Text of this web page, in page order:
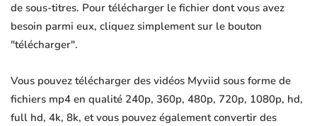
de sous-titres. Pour télécharger le fichier dont vous avez
besoin parmi eux, cliquez simplement sur le bouton
"télécharger".
Vous pouvez télécharger des vidéos Myviid sous forme de
fichiers mp4 en qualité 240p, 360p, 480p, 720p, 1080p, hd,
full hd, 4k, 8k, et vous pouvez également convertir des